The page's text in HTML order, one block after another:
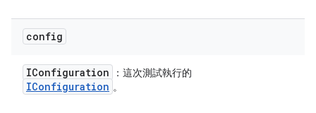
config
IConfiguration ：這次測試執行的
IConfiguration 。